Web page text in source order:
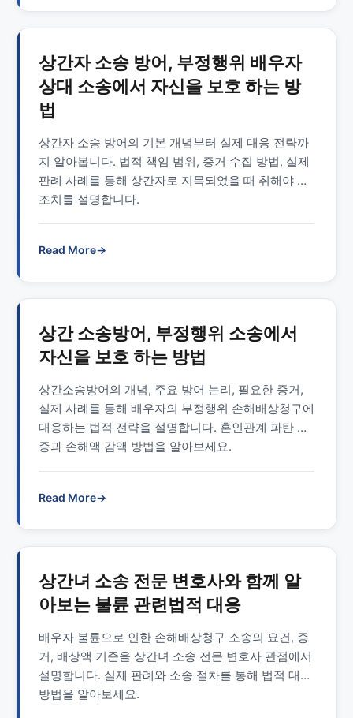
상간자 소송 방어, 부정행위 배우자
상대 소송에서 자신을 보호 하는 방
법
상간자 소송 방어의 기본 개념부터 실제 대응 전략까
지 알아봅니다. 법적 책임 범위, 증거 수집 방법, 실제
판례 사례를 통해 상간자로 지목되었을 때 취해야 할
조치를 설명합니다.
Read More→
상간 소송방어, 부정행위 소송에서
자신을 보호 하는 방법
상간소송방어의 개념, 주요 방어 논리, 필요한 증거,
실제 사례를 통해 배우자의 부정행위 손해배상청구에
대응하는 법적 전략을 설명합니다. 혼인관계 파탄 입
증과 손해액 감액 방법을 알아보세요.
Read More→
상간녀 소송 전문 변호사와 함께 알
아보는 불륜 관련법적 대응
배우자 불륜으로 인한 손해배상청구 소송의 요건, 증
거, 배상액 기준을 상간녀 소송 전문 변호사 관점에서
설명합니다. 실제 판례와 소송 절차를 통해 법적 대응
방법을 알아보세요.